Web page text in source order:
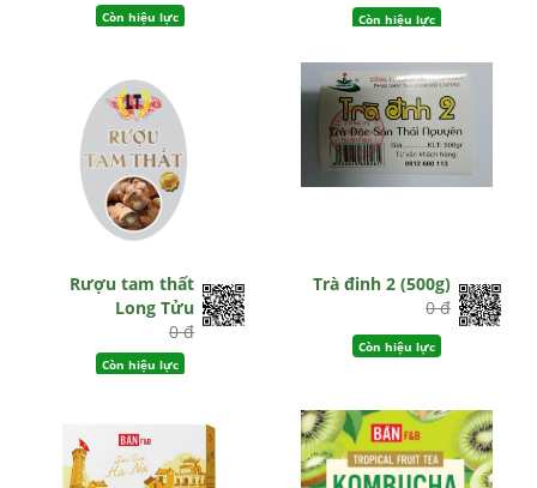
Còn hiệu lực Còn hiệu lực
Rượu tam thất
Long Tửu
0 đ
Còn hiệu lực
Trà đinh 2 (500g)
0 đ
Còn hiệu lực